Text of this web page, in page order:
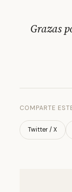
Grazas
COMPARTE
Twitter / X